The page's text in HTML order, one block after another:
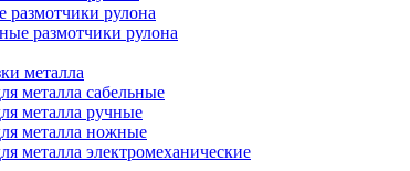
размотчики рулона
размотчики рулона
металла
металла сабельные
металла ручные
металла ножные
металла электромеханические